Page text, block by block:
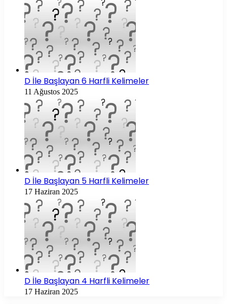
D İle Başlayan 6 Harfli Kelimeler
11 Ağustos 2025
D İle Başlayan 5 Harfli Kelimeler
17 Haziran 2025
D İle Başlayan 4 Harfli Kelimeler
17 Haziran 2025